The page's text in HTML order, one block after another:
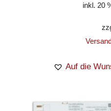
inkl. 20
Auf die